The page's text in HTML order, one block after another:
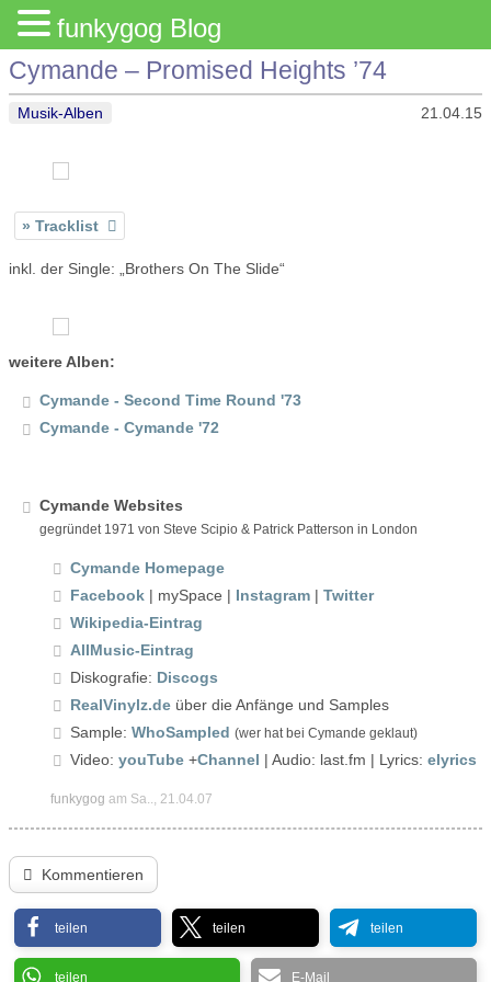
Cymande – Promised Heights ’74
Musik-Alben 21.04.15
Tracklist
inkl. der Single: „Brothers On The Slide“
weitere Alben:
Cymande - Second Time Round '73
Cymande - Cymande '72
Cymande Websites
gegründet 1971 von Steve Scipio & Patrick Patterson in London
Cymande Homepage
Facebook | mySpace | Instagram | Twitter
Wikipedia-Eintrag
AllMusic-Eintrag
Diskografie: Discogs
RealVinylz.de über die Anfänge und Samples
Sample: WhoSampled (wer hat bei Cymande geklaut)
Video: youTube +Channel | Audio: last.fm | Lyrics: elyrics
funkygog am Sa.., 21.04.07
Kommentieren
teilen teilen teilen
teilen E-Mail
funkygog Blog